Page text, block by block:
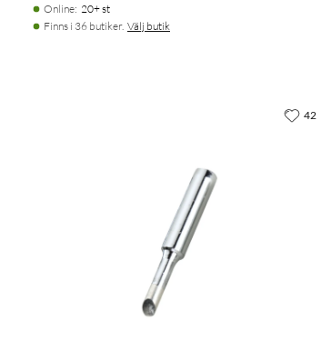
Online: 20+ st
Finns i 36 butiker. Välj butik
42